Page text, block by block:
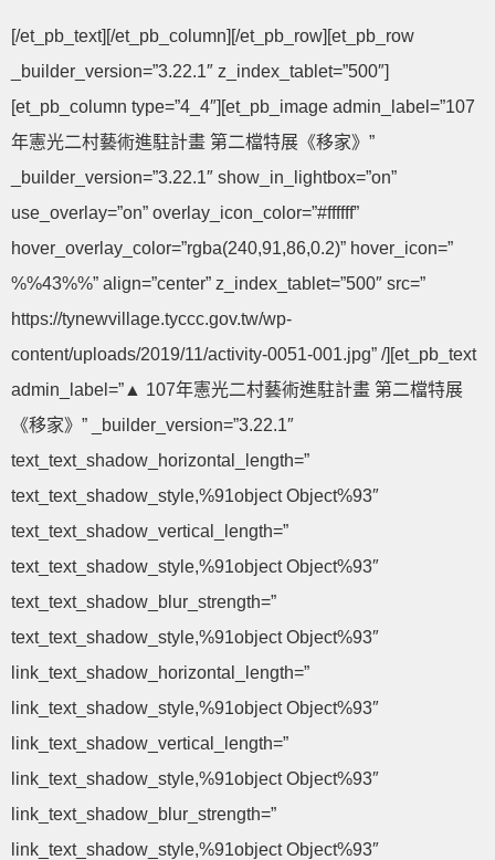
[/et_pb_text][/et_pb_column][/et_pb_row][et_pb_row
_builder_version=”3.22.1″ z_index_tablet=”500″]
[et_pb_column type=”4_4″][et_pb_image admin_label=”107
年憲光二村藝術進駐計畫 第二檔特展《移家》”
_builder_version=”3.22.1″ show_in_lightbox=”on”
use_overlay=”on” overlay_icon_color=”#ffffff”
hover_overlay_color=”rgba(240,91,86,0.2)” hover_icon=”
%%43%%” align=”center” z_index_tablet=”500″ src=”
https://tynewvillage.tyccc.gov.tw/wp-
content/uploads/2019/11/activity-0051-001.jpg” /][et_pb_text
admin_label=”▲ 107年憲光二村藝術進駐計畫 第二檔特展
《移家》” _builder_version=”3.22.1″
text_text_shadow_horizontal_length=”
text_text_shadow_style,%91object Object%93″
text_text_shadow_vertical_length=”
text_text_shadow_style,%91object Object%93″
text_text_shadow_blur_strength=”
text_text_shadow_style,%91object Object%93″
link_text_shadow_horizontal_length=”
link_text_shadow_style,%91object Object%93″
link_text_shadow_vertical_length=”
link_text_shadow_style,%91object Object%93″
link_text_shadow_blur_strength=”
link_text_shadow_style,%91object Object%93″